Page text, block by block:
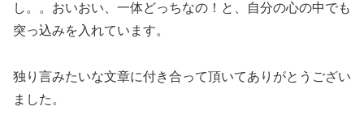
し。。おいおい、一体どっちなの！と、自分の心の中でも
突っ込みを入れています。
独り言みたいな文章に付き合って頂いてありがとうござい
ました。